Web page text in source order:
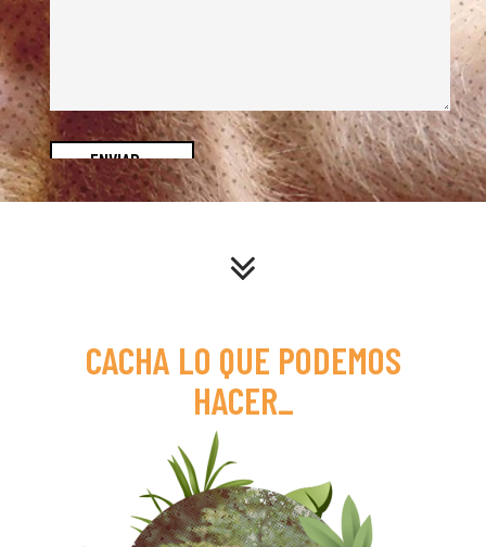
ENVIAR_
CACHA LO QUE PODEMOS
HACER_